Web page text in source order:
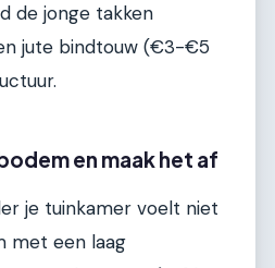
de jonge takken
jute bindtouw (€3-€5
en maak het af
je tuinkamer voelt niet
met een laag